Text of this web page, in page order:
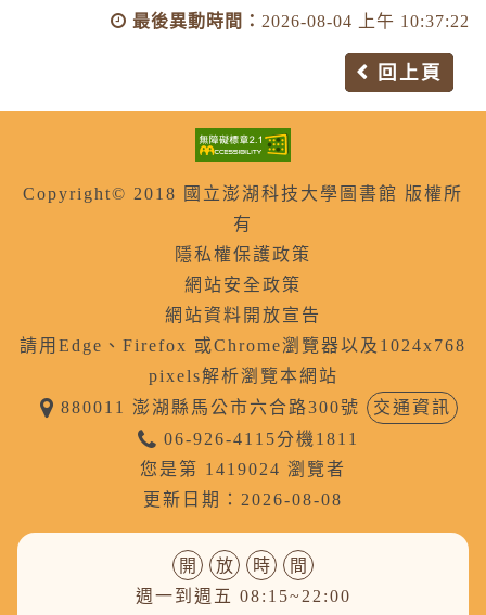
最後異動時間： 2026-08-04 上午 10:37:22
回上頁
Copyright© 2018 國立澎湖科技大學圖書館 版權所
有
隱私權保護政策
網站安全政策
網站資料開放宣告
請用Edge、Firefox 或Chrome瀏覽器以及1024x768
pixels解析瀏覽本網站
880011 澎湖縣馬公市六合路300號
交通資訊
06-926-4115分機1811
您是第 1419024 瀏覽者
更新日期：2026-08-08
開 放 時
間
週一到週五 08:15~22:00